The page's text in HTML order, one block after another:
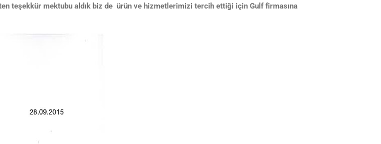
teşekkür mektubu aldık biz de ürün ve hizmetlerimizi tercih ettiği için Gulf firmasına